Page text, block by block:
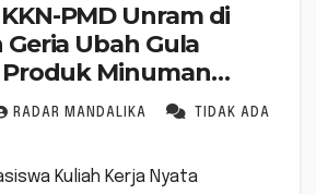
PMD Unram di
Geria Ubah Gula
Minuman
Menarik Sebagai
Desa
RADAR MANDALIKA TIDAK ADA
Kuliah Kerja Nyata